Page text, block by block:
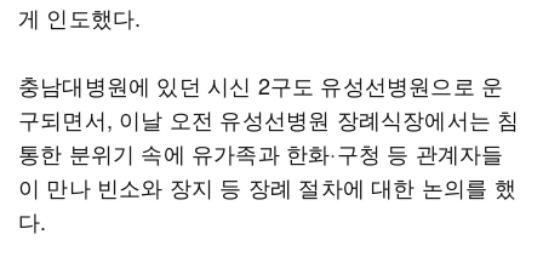
게 인도했다.
충남대병원에 있던 시신 2구도 유성선병원으로 운
구되면서, 이날 오전 유성선병원 장례식장에서는 침
통한 분위기 속에 유가족과 한화·구청 등 관계자들
이 만나 빈소와 장지 등 장례 절차에 대한 논의를 했
다.